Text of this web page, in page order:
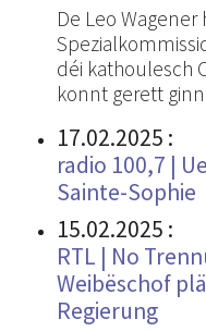
De Leo
déi kathoulesch
konnt gerett
17.02.2025 :
radio 100,7 |
Sainte-Sophie
15.02.2025 :
RTL | No
Weibëschof
Regierung